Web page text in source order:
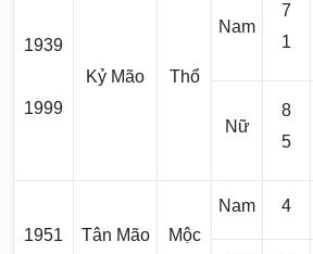
1939
1999
Kỷ Mão Thổ
Nam
7
1
Nữ
8
5
1951 Tân Mão Mộc
Nam 4